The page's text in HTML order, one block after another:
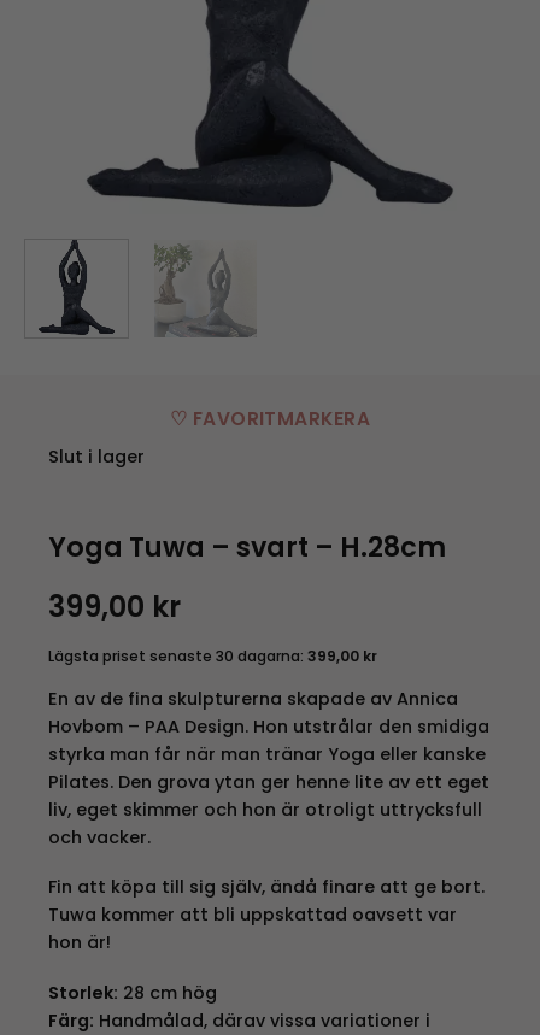
♡ FAVORITMARKERA
Slut i lager
Yoga Tuwa – svart – H.28cm
399,00 kr
Lägsta priset senaste 30 dagarna: 399,00 kr
En av de fina skulpturerna skapade av Annica
Hovbom – PAA Design. Hon utstrålar den smidiga
styrka man får när man tränar Yoga eller kanske
Pilates. Den grova ytan ger henne lite av ett eget
liv, eget skimmer och hon är otroligt uttrycksfull
och vacker.
Fin att köpa till sig själv, ändå finare att ge bort.
Tuwa kommer att bli uppskattad oavsett var
hon är!
Storlek: 28 cm hög
Färg: Handmålad, därav vissa variationer i